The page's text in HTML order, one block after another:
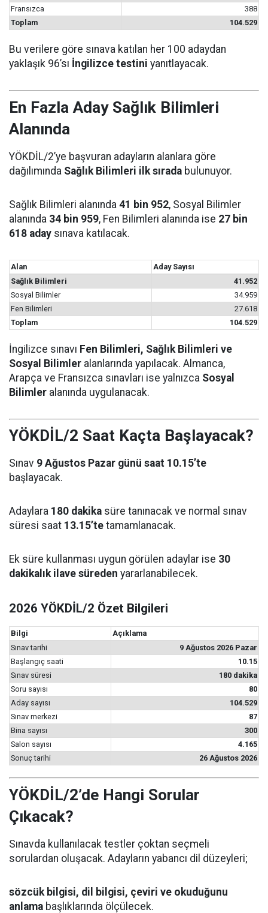
Fransızca
388
Toplam
104.529
Bu verilere göre sınava katılan her 100 adaydan
yaklaşık 96’sı İngilizce testini yanıtlayacak.
En Fazla Aday Sağlık Bilimleri
Alanında
YÖKDİL/2’ye başvuran adayların alanlara göre
dağılımında Sağlık Bilimleri ilk sırada bulunuyor.
Sağlık Bilimleri alanında 41 bin 952, Sosyal Bilimler
alanında 34 bin 959, Fen Bilimleri alanında ise 27 bin
618 aday sınava katılacak.
Alan
Aday Sayısı
Sağlık Bilimleri
41.952
Sosyal Bilimler
34.959
Fen Bilimleri
27.618
Toplam
104.529
İngilizce sınavı Fen Bilimleri, Sağlık Bilimleri ve
Sosyal Bilimler alanlarında yapılacak. Almanca,
Arapça ve Fransızca sınavları ise yalnızca Sosyal
Bilimler alanında uygulanacak.
YÖKDİL/2 Saat Kaçta Başlayacak?
Sınav 9 Ağustos Pazar günü saat 10.15’te
başlayacak.
Adaylara 180 dakika süre tanınacak ve normal sınav
süresi saat 13.15’te tamamlanacak.
Ek süre kullanması uygun görülen adaylar ise 30
dakikalık ilave süreden yararlanabilecek.
2026 YÖKDİL/2 Özet Bilgileri
Bilgi
Açıklama
Sınav tarihi
9 Ağustos 2026 Pazar
Başlangıç saati
10.15
Sınav süresi
180 dakika
Soru sayısı
80
Aday sayısı
104.529
Sınav merkezi
87
Bina sayısı
300
Salon sayısı
4.165
Sonuç tarihi
26 Ağustos 2026
YÖKDİL/2’de Hangi Sorular
Çıkacak?
Sınavda kullanılacak testler çoktan seçmeli
sorulardan oluşacak. Adayların yabancı dil düzeyleri;
sözcük bilgisi, dil bilgisi, çeviri ve okuduğunu
anlama başlıklarında ölçülecek.